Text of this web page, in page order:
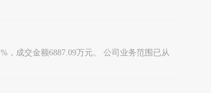
，成交金额6887.09万元。 公司业务范围已从